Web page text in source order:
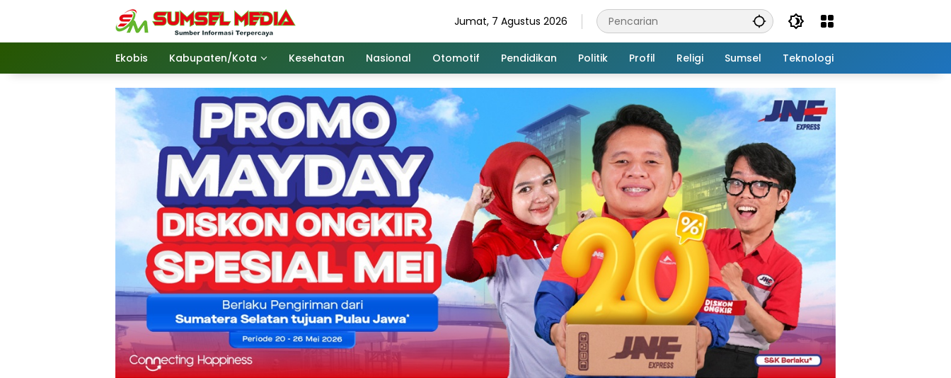
Jumat, 7 Agustus 2026
Ekobis Kabupaten/Kota Kesehatan Nasional Otomotif Pendidikan Politik Profil Religi Sumsel Teknologi